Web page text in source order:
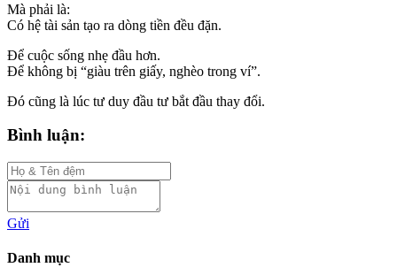
Mà phải là:
Có hệ tài sản tạo ra dòng tiền đều đặn.
Để cuộc sống nhẹ đầu hơn.
Để không bị “giàu trên giấy, nghèo trong ví”.
Đó cũng là lúc tư duy đầu tư bắt đầu thay đổi.
Bình luận:
Gửi
Danh mục